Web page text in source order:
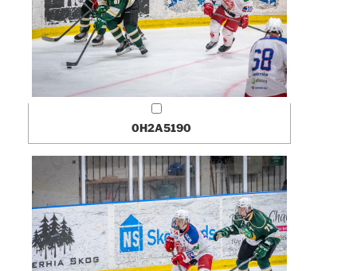
0H2A5190